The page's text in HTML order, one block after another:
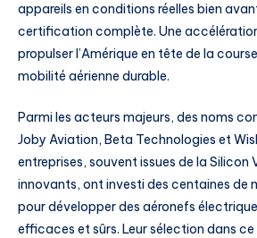
appareils en conditions réelles bien
certification complète. Une
propulser l’Amérique en tête de la
mobilité aérienne durable.
Parmi les acteurs majeurs, des noms
Joby Aviation, Beta Technologies et
entreprises, souvent issues de la Silicon
innovants, ont investi des centaines de
pour développer des aéronefs
efficaces et sûrs. Leur sélection dans